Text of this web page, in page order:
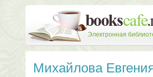
Электронная
Михайлова